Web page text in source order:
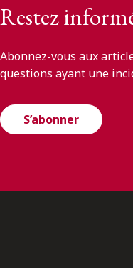
Restez
Abonnez-vous aux
questions ayant une
S’abonner